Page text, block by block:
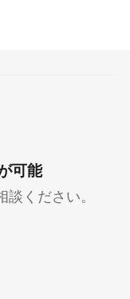
可能
ください。